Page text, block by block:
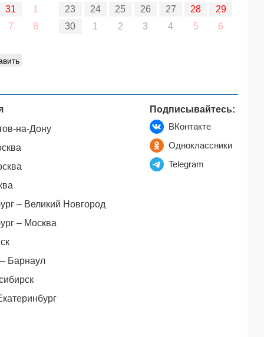
31
1
7
8
23
24 25 26 27 28
29
30
1 2 3 4 5 6
на-Дону
– Великий Новгород
– Москва
Барнаул
Подписывайтесь:
ВКонтакте
Одноклассники
Telegram